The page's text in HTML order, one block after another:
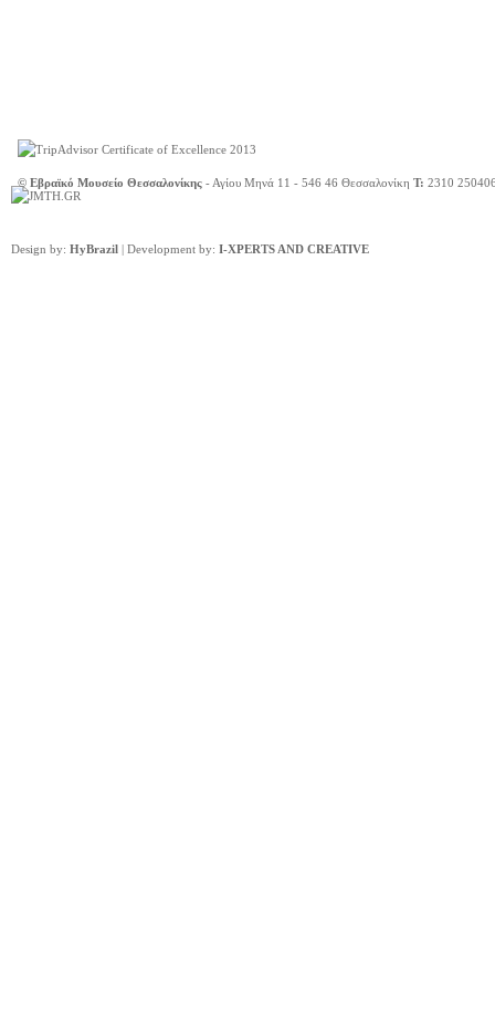
© Εβραϊκό Μουσείο Θεσσαλονίκης - Αγίου Μηνά 11 - 546 46 Θεσσαλονίκη Τ: 2310
Design by: HyBrazil | Development by: I-XPERTS AND CREATIVE